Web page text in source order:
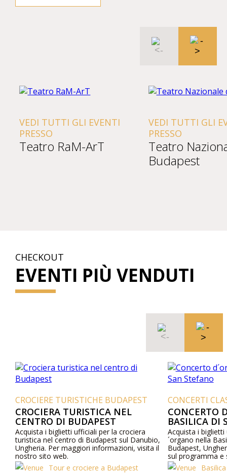
VEDI TUTTI GLI EVENTI
PRESSO
Teatro RaM-ArT
VEDI TUTTI GLI
PRESSO
Teatro
Budapest
CHECKOUT
EVENTI PIÙ VENDUTI
CROCIERE TURISTICHE BUDAPEST
CROCIERA TURISTICA NEL
CENTRO DI BUDAPEST
Acquista i biglietti ufficiali per la crociera
turistica nel centro di Budapest sul Danubio,
Ungheria. Per maggiori informazioni, visita il
nostro sito web.
Tour e crociere a Budapest
CONCERTI
CONCERTO
BASILICA DI
Acquista i
´organo nella
Budapest,
sul programma e
sito web o